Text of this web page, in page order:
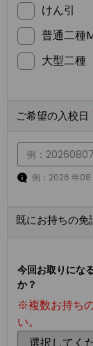
けん引
普通二種
大型二種
ご希望の入校日
例：2026 年
既にお持ちの免
今回お取りにな
か？
※複数お持ち
い。